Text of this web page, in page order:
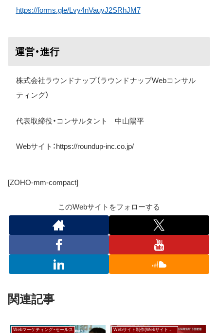
https://forms.gle/Lvy4nVauyJ2SRhJM7
運営・進行
株式会社ラウンドナップ（ラウンドナップWebコンサル
ティング）
代表取締役・コンサルタント 中山陽平
Webサイト：https://roundup-inc.co.jp/
[ZOHO-mm-compact]
このWebサイトをフォローする
関連記事
Webマーケティング・セールス Webサイト制作(Webサイト作成)